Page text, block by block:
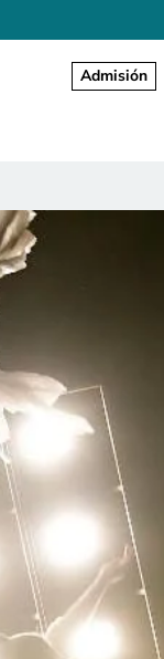
Admisión